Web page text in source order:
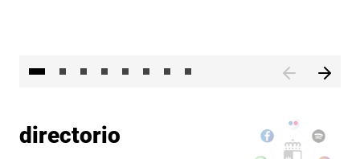
directorio